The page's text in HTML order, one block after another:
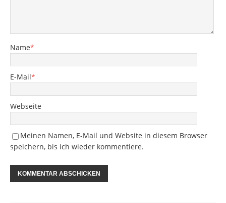
Name*
E-Mail*
Webseite
Meinen Namen, E-Mail und Website in diesem Browser
speichern, bis ich wieder kommentiere.